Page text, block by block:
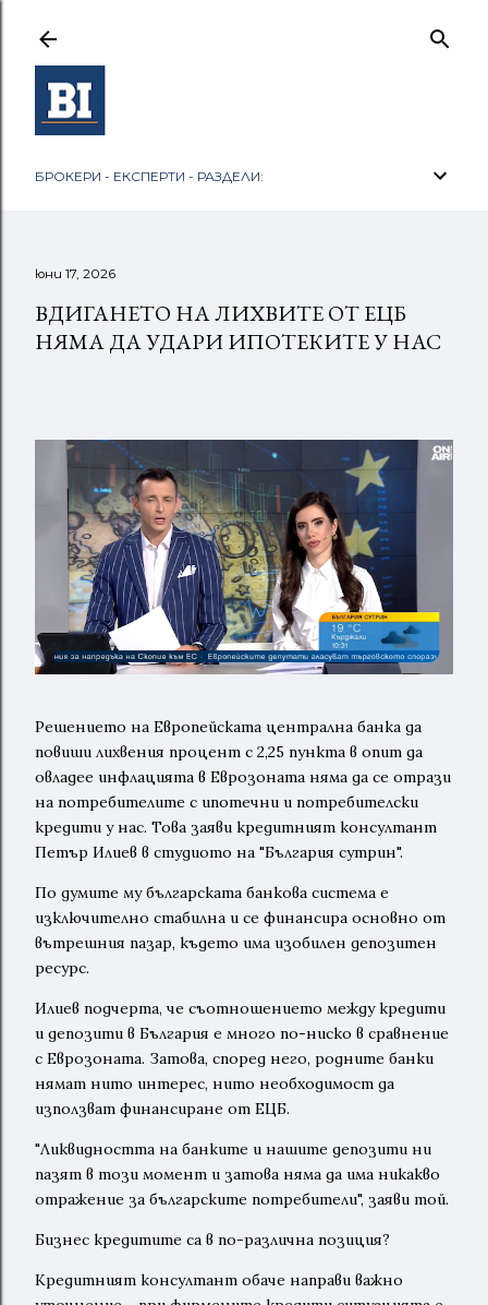
БРОКЕРИ - ЕКСПЕРТИ - РАЗДЕЛИ:
юни 17, 2026
ВДИГАНЕТО НА ЛИХВИТЕ ОТ ЕЦБ
НЯМА ДА УДАРИ ИПОТЕКИТЕ У НАС
Решението на Европейската централна банка да
повиши лихвения процент с 2,25 пункта в опит да
овладее инфлацията в Еврозоната няма да се отрази
на потребителите с ипотечни и потребителски
кредити у нас. Това заяви кредитният консултант
Петър Илиев в студиото на "България сутрин".
По думите му българската банкова система е
изключително стабилна и се финансира основно от
вътрешния пазар, където има изобилен депозитен
ресурс.
Илиев подчерта, че съотношението между кредити
и депозити в България е много по-ниско в сравнение
с Еврозоната. Затова, според него, родните банки
нямат нито интерес, нито необходимост да
използват финансиране от ЕЦБ.
"Ликвидността на банките и нашите депозити ни
пазят в този момент и затова няма да има никакво
отражение за българските потребители", заяви той.
Бизнес кредитите са в по-различна позиция?
Кредитният консултант обаче направи важно